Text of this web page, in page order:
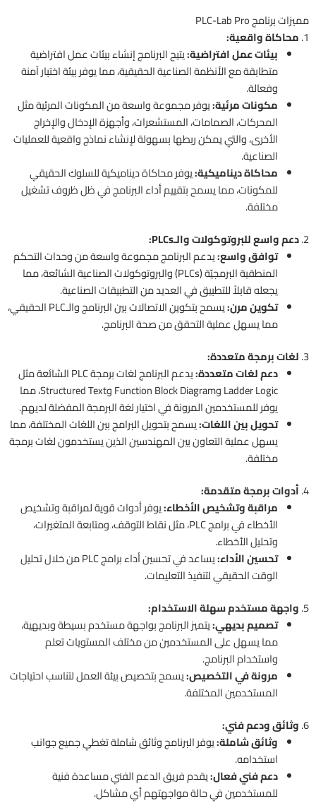
مميزات برنامج PLC-Lab Pro
1. محاكاة واقعية:
بيئات عمل افتراضية:يتيح البرنامج إنشاء بيئات عمل افتراضية
متطابقة مع الأنظمة الصناعية الحقيقية، مما يوفر بيئة اختبار آمنة
وفعالة.
مكونات مرئية:يوفر مجموعة واسعة من المكونات المرئية مثل
المحركات، الصمامات، المستشعرات، وأجهزة الإدخال والإخراج
الأخرى، والتي يمكن ربطها بسهولة لإنشاء نماذج واقعية للعمليات
الصناعية.
محاكاة ديناميكية:يوفر محاكاة ديناميكية للسلوك الحقيقي
للمكونات، مما يسمح بتقييم أداء البرنامج في ظل ظروف تشغيل
مختلفة.
2. دعم واسع للبروتوكولات والـPLCs:
توافق واسع:يدعم البرنامج مجموعة واسعة من وحدات التحكم
المنطقية البرمجيّة (PLCs) والبروتوكولات الصناعية الشائعة، مما
يجعله قابلاً للتطبيق في العديد من التطبيقات الصناعية.
تكوين مرن:
يسمح بتكوين الاتصالات بين البرنامج والـPLC الحقيقي،
مما يسهل عملية التحقق من صحة البرنامج.
3. لغات برمجة متعددة:
دعم لغات متعددة:
يدعم البرنامج لغات برمجة PLC الشائعة مثل
Ladder Logic وFunction Block Diagram وStructured Text، مما
يوفر للمستخدمين المرونة في اختيار لغة البرمجة المفضلة لديهم.
تحويل بين اللغات:يسمح بتحويل البرامج بين اللغات المختلفة، مما
يسهل عملية التعاون بين المهندسين الذين يستخدمون لغات برمجة
مختلفة.
4. أدوات برمجة متقدمة:
مراقبة وتشخيص الأخطاء:يوفر أدوات قوية لمراقبة وتشخيص
الأخطاء في برامج PLC، مثل نقاط التوقف، ومتابعة المتغيرات،
وتحليل الأخطاء.
تحسين الأداء:
يساعد في تحسين أداء برامج PLC من خلال تحليل
الوقت الحقيقي لتنفيذ التعليمات.
5. واجهة مستخدم سهلة الاستخدام:
تصميم بديهي:يتميز البرنامج بواجهة مستخدم بسيطة وبديهية،
مما يسهل على المستخدمين من مختلف المستويات تعلم
واستخدام البرنامج.
مرونة في التخصيص:يسمح بتخصيص بيئة العمل لتناسب احتياجات
المستخدمين المختلفة.
6. وثائق ودعم فني:
وثائق شاملة:يوفر البرنامج وثائق شاملة تغطي جميع جوانب
استخدامه.
دعم فني فعال:يقدم فريق الدعم الفني مساعدة فنية
للمستخدمين في حالة مواجهتهم أي مشاكل.